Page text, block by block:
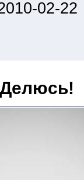
02-22